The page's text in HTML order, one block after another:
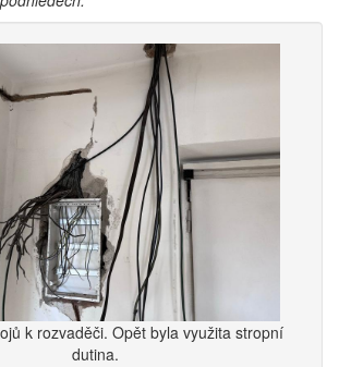
k rozvaděči. Opět byla využita stropní
dutina.